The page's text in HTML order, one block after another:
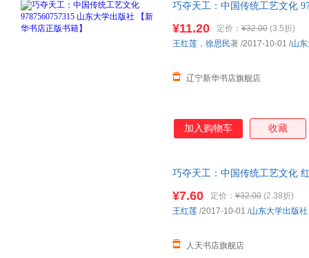
巧夺天工：中国传统工艺文化
¥11.20 定价： ¥32.00 (3.5折)
辽宁新华书店旗舰店
王红莲 ， 徐思民著 /2017-10-01 /山
加入购物车 收藏
巧夺天工：中国传统工艺文化
¥7.60 定价： ¥32.00 (2.38折)
人天书店旗舰店
王红莲 /2017-10-01 /山东大学出版社